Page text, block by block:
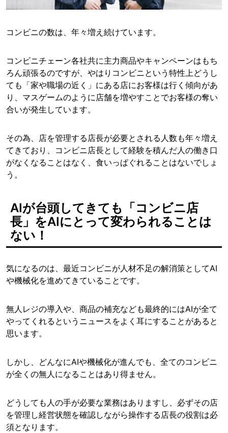
コンビニの数は、年々増え続けています。
コンビニチェーン各社共に主力商品やキャンペーンはもち
ろん頑張るのですが、やはりコンビニという特性上どうし
ても「家や職場の近く」にある店にお客様は行く傾向があ
り、マスゲームのように店舗を増やすことでお客様の奪い
合いが発生しています。
その為、店を管理する店長が必要とされる人数も年々増え
てきており、コンビニ店長として経験を積んだ人の働き口
がなくなることはなく、食いっぱぐれることはないでしょ
う。
AIが台頭してきても「コンビニ店
長」をAIにとって変わられることは
ない！
気になるのは、最近コンビニが人材不足の解消策としてAI
や機械化を進めてきていることです。
無人レジの導入や、商品の補充なども最終的にはAIが全て
やってくれるというニュースをよく耳にすることがあると
思います。
しかし、どんなにAIや機械化が進んでも、全てのコンビニ
が全くの無人になることはあり得ません。
どうしても人の手が必要な業務はありますし、必ずその店
を管理し経営状態を確認しながら操作する店長の役割は必
須となります。